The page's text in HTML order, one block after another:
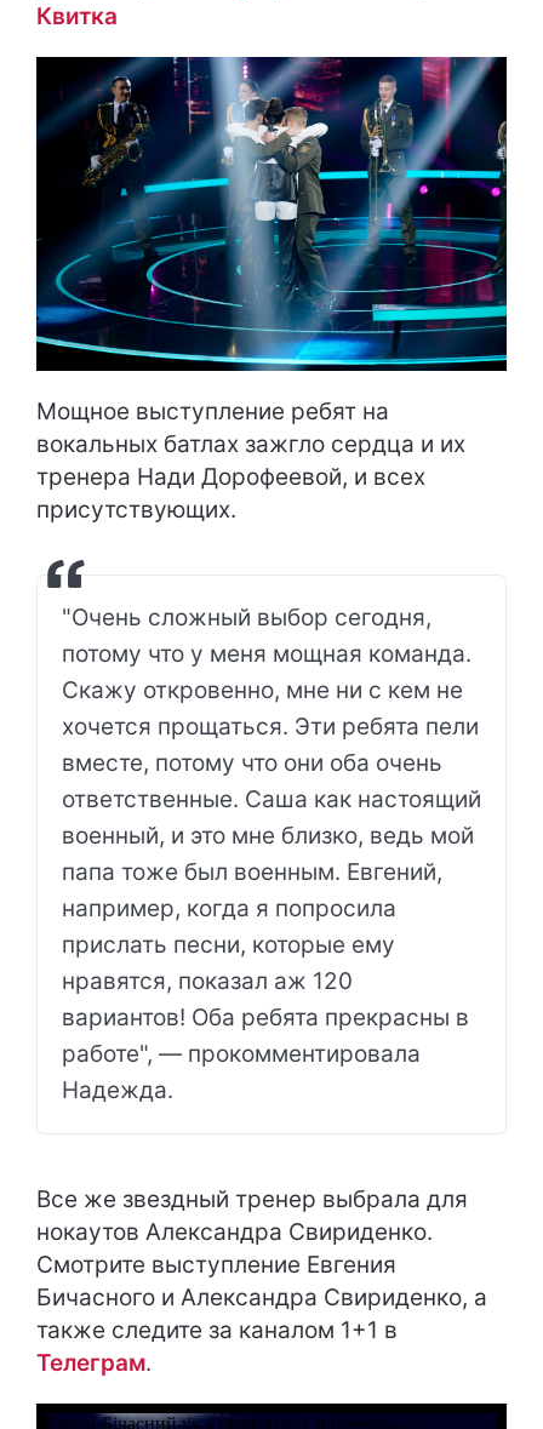
Квитка
Мощное выступление ребят на
вокальных батлах зажгло сердца и их
тренера Нади Дорофеевой, и всех
присутствующих.
"Очень сложный выбор сегодня,
потому что у меня мощная команда.
Скажу откровенно, мне ни с кем не
хочется прощаться. Эти ребята пели
вместе, потому что они оба очень
ответственные. Саша как настоящий
военный, и это мне близко, ведь мой
папа тоже был военным. Евгений,
например, когда я попросила
прислать песни, которые ему
нравятся, показал аж 120
вариантов! Оба ребята прекрасны в
работе", — прокомментировала
Надежда.
Все же звездный тренер выбрала для
нокаутов Александра Свириденко.
Смотрите выступление Евгения
Бичасного и Александра Свириденко, а
также следите за каналом 1+1 в
Телеграм.